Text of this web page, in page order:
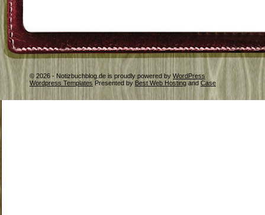
© 2026 - Notizbuchblog.de is proudly powered by WordPress
Wordpress Templates Presented by Best Web Hosting and Case